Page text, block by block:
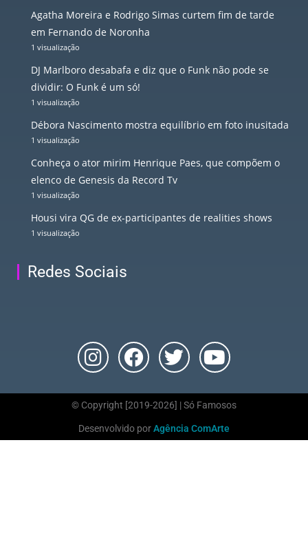
Agatha Moreira e Rodrigo Simas curtem fim de tarde
em Fernando de Noronha
1 visualização
DJ Marlboro desabafa e diz que o Funk não pode se
dividir: O Funk é um só!
1 visualização
Débora Nascimento mostra equilíbrio em foto inusitada
1 visualização
Conheça o ator mirim Henrique Paes, que compõem o
elenco de Genesis da Record Tv
1 visualização
Housi vira QG de ex-participantes de realities shows
1 visualização
Redes Sociais
© Copyright [2019-2026] | Só Famosos
Desenvolvido porAgência ComArte